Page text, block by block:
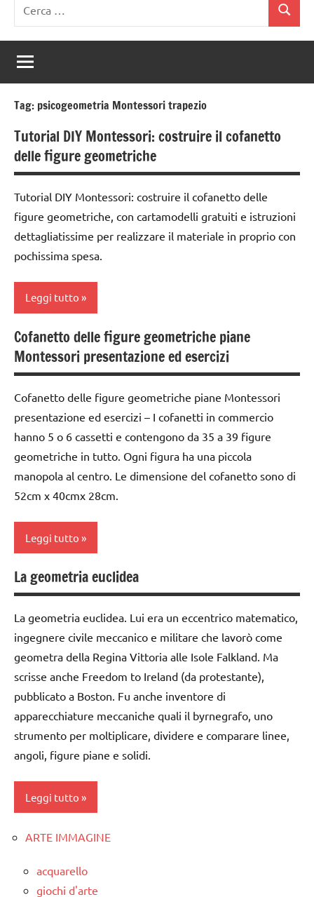
per:
Cerca
Tag: psicogeometria Montessori trapezio
Tutorial DIY Montessori: costruire il cofanetto
delle figure geometriche
Tutorial DIY Montessori: costruire il cofanetto delle
figure geometriche, con cartamodelli gratuiti e istruzioni
dettagliatissime per realizzare il materiale in proprio con
pochissima spesa.
Leggi tutto
classe
2a
3a
4a
Montessori
dai
3 ai
anni
TUTORIAL
TUTTI GLI
ARGOMENTI
PER ETA'
TUTTI GLI
ARTICOLI
Cofanetto delle figure geometriche piane
Montessori presentazione ed esercizi
Cofanetto delle figure geometriche piane Montessori
presentazione ed esercizi – I cofanetti in commercio
hanno 5 o 6 cassetti e contengono da 35 a 39 figure
geometriche in tutto. Ogni figura ha una piccola
manopola al centro. Le dimensione del cofanetto sono di
52cm x 40cmx 28cm.
Leggi tutto
classe
3a
dai
3 ai
6
anni
geometria
DIDATTICA
MONTESSORI
MATEMATICA
SENSORIALE
La geometria euclidea
La geometria euclidea. Lui era un eccentrico matematico,
ingegnere civile meccanico e militare che lavorò come
geometra della Regina Vittoria alle Isole Falkland. Ma
scrisse anche Freedom to Ireland (da protestante),
pubblicato a Boston. Fu anche inventore di
apparecchiature meccaniche quali il byrnegrafo, uno
strumento per moltiplicare, dividere e comparare linee,
angoli, figure piane e solidi.
Leggi tutto
ARTE
ARTE IMMAGINE
acquarello
giochi d'arte